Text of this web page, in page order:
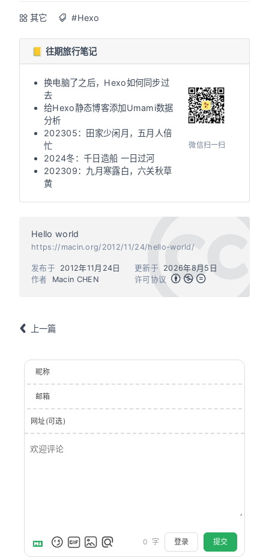
其它 #Hexo
📒 往期旅行笔记
换电脑了之后，Hexo如何同步过
去
给Hexo静态博客添加Umami数据
分析
202305：田家少闲月，五月人倍
忙
2024冬：千日造船 一日过河
202309：九月寒露白，六关秋草
黄
微信扫一扫
Hello world
https://macin.org/2012/11/24/hello-world/
作者 Macin CHEN
发布于 2012年11月24日 更新于
2026年8月5日
许可协议
上一篇
昵称
邮箱
网址(可选)
0 字 登录 提交